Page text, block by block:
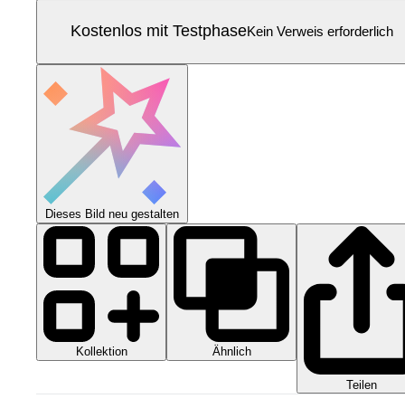
Kostenlos mit TestphaseKein Verweis erforderlich
Dieses Bild neu gestalten
Kollektion Ähnlich
Teilen